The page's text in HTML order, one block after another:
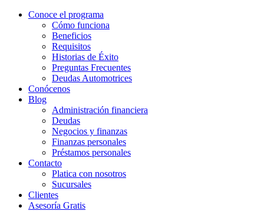
Conoce el programa
Cómo funciona
Beneficios
Requisitos
Historias de Éxito
Preguntas Frecuentes
Deudas Automotrices
Conócenos
Blog
Administración financiera
Deudas
Negocios y finanzas
Finanzas personales
Préstamos personales
Contacto
Platica con nosotros
Sucursales
Clientes
Asesoría Gratis